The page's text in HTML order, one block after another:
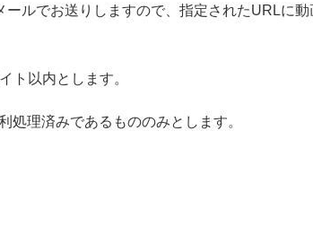
ルでお送りしますので、指定されたURLに動
ト以内とします。
処理済みであるもののみとします。